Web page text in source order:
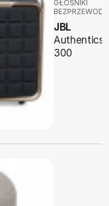
GŁOŚNIKI
JBL
Authentics
300